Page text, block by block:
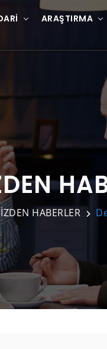
ARAŞTIRMA
HABERLER